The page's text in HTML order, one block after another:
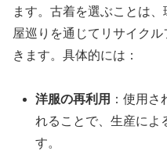
ます。古着を選ぶことは
屋巡りを通じてリサイク
きます。具体的には：
洋服の再利用 ：使用
れることで、生産によ
す。